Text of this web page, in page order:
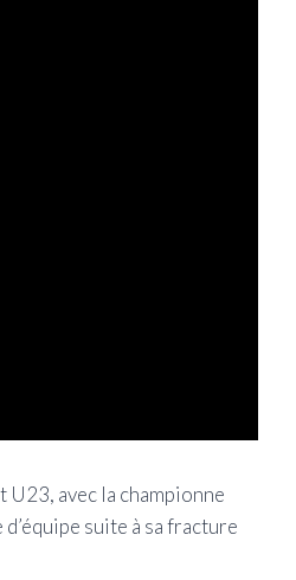
avec la championne
suite à sa fracture